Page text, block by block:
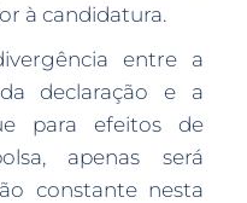
à candidatura.
entre a
declaração e a
para efeitos de
apenas será
constante nesta